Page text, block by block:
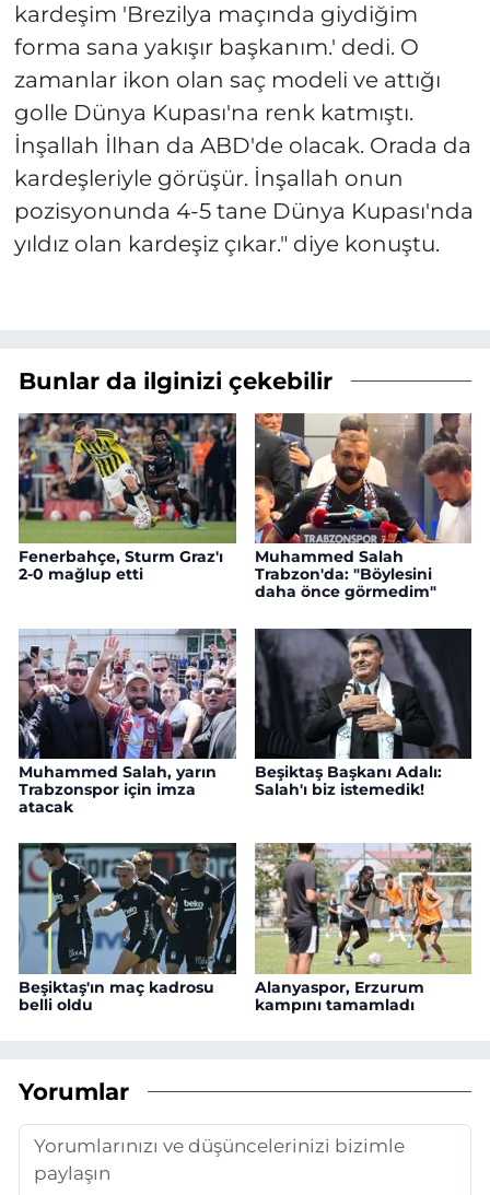
kardeşim 'Brezilya maçında giydiğim
forma sana yakışır başkanım.' dedi. O
zamanlar ikon olan saç modeli ve attığı
golle Dünya Kupası'na renk katmıştı.
İnşallah İlhan da ABD'de olacak. Orada da
kardeşleriyle görüşür. İnşallah onun
pozisyonunda 4-5 tane Dünya Kupası'nda
yıldız olan kardeşiz çıkar." diye konuştu.
Bunlar da ilginizi çekebilir
Fenerbahçe, Sturm Graz'ı
2-0 mağlup etti
Muhammed Salah
Trabzon'da: "Böylesini
daha önce görmedim"
Muhammed Salah, yarın
Trabzonspor için imza
atacak
Beşiktaş Başkanı Adalı:
Salah'ı biz istemedik!
Beşiktaş'ın maç kadrosu
belli oldu
Alanyaspor, Erzurum
kampını tamamladı
Yorumlar